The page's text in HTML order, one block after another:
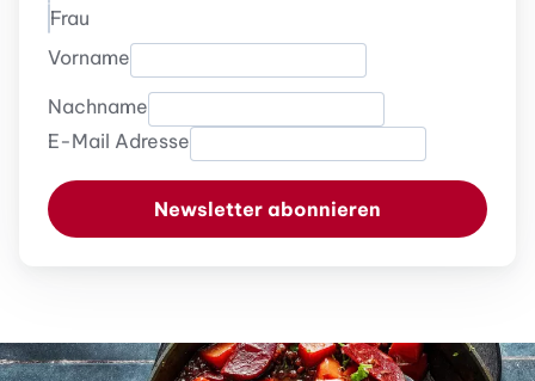
Frau
Vorname
Nachname
E-Mail Adresse
Newsletter abonnieren